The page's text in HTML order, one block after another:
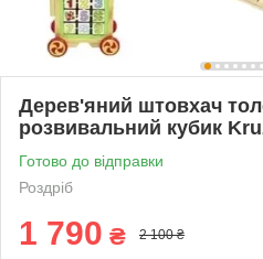
Дерев'яний штовхач
розвивальний кубик
Готово до відправки
Роздріб
1 790 ₴ 2 100 ₴